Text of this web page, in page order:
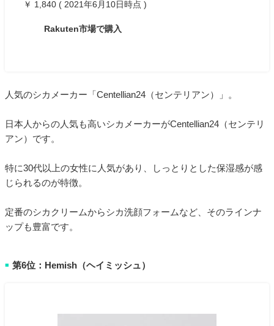
￥ 1,840 ( 2021年6月10日時点 )
Rakuten市場で購入
人気のシカメーカー「Centellian24（センテリアン）」。
日本人からの人気も高いシカメーカーがCentellian24（センテリ
アン）です。
特に30代以上の女性に人気があり、しっとりとした保湿感が感
じられるのが特徴。
定番のシカクリームからシカ洗顔フォームなど、そのラインナ
ップも豊富です。
■ 第6位：Hemish（ヘイミッシュ）